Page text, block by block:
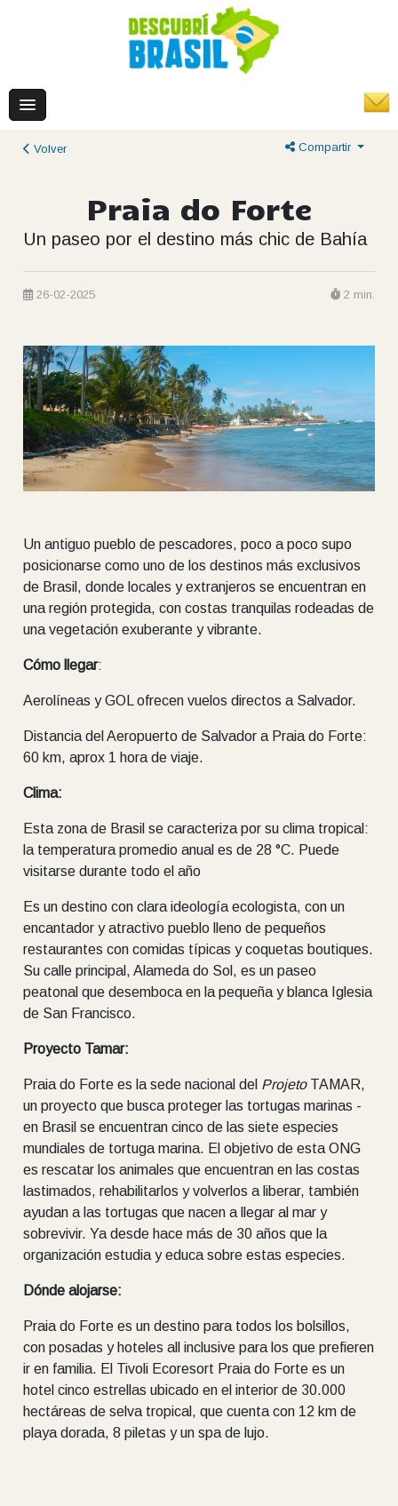
Volver Compartir
Praia do Forte
Un paseo por el destino más chic de Bahía
26-02-2025 2 min.
Un antiguo pueblo de pescadores, poco a poco supo
posicionarse como uno de los destinos más exclusivos
de Brasil, donde locales y extranjeros se encuentran en
una región protegida, con costas tranquilas rodeadas de
una vegetación exuberante y vibrante.
Cómo llegar:
Aerolíneas y GOL ofrecen vuelos directos a Salvador.
Distancia del Aeropuerto de Salvador a Praia do Forte:
60 km, aprox 1 hora de viaje.
Clima:
Esta zona de Brasil se caracteriza por su clima tropical:
la temperatura promedio anual es de 28 °C. Puede
visitarse durante todo el año
Es un destino con clara ideología ecologista, con un
encantador y atractivo pueblo lleno de pequeños
restaurantes con comidas típicas y coquetas boutiques.
Su calle principal, Alameda do Sol, es un paseo
peatonal que desemboca en la pequeña y blanca Iglesia
de San Francisco.
Proyecto Tamar:
Praia do Forte es la sede nacional del ProjetoTAMAR,
un proyecto que busca proteger las tortugas marinas -
en Brasil se encuentran cinco de las siete especies
mundiales de tortuga marina. El objetivo de esta ONG
es rescatar los animales que encuentran en las costas
lastimados, rehabilitarlos y volverlos a liberar, también
ayudan a las tortugas que nacen a llegar al mar y
sobrevivir. Ya desde hace más de 30 años que la
organización estudia y educa sobre estas especies.
Dónde alojarse:
Praia do Forte es un destino para todos los bolsillos,
con posadas y hoteles all inclusive para los que prefieren
ir en familia. El Tivoli Ecoresort Praia do Forte es un
hotel cinco estrellas ubicado en el interior de 30.000
hectáreas de selva tropical, que cuenta con 12 km de
playa dorada, 8 piletas y un spa de lujo.